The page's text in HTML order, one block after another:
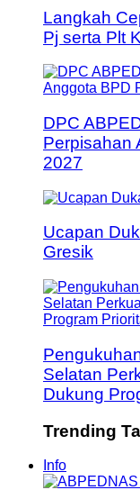
Langkah
Pj serta Plt
DPC
Perpisahan
2027
Ucapan
Gresik
Selatan
Dukung
Trending
Info